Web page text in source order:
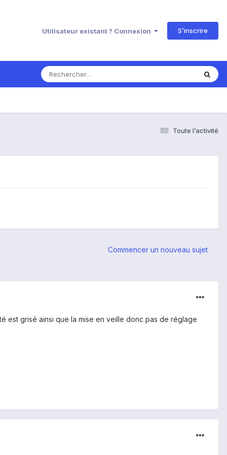
Utilisateur existant ? Connexion S’inscrire
Toute l’activité
Commencer un nouveau sujet
est grisé ainsi que la mise en veille donc pas de réglage